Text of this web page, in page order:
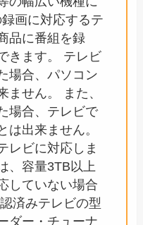
画に対応するテ
品に番組を録
きます。 テレビ
場合、パソコン
ません。 また、
場合、テレビで
は出来ません。
レビに対応しま
、容量3TB以上
していない場合
済みテレビの型
ダー・チューナ